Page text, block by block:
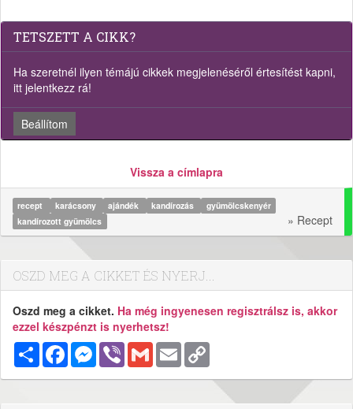
TETSZETT A CIKK?
Ha szeretnél ilyen témájú cikkek megjelenéséről értesítést kapni,
itt jelentkezz rá!
Beállítom
Vissza a címlapra
recept karácsony ajándék kandírozás
gyümölcskenyér
kandírozott gyümölcs
» Recept
OSZD MEG A CIKKET ÉS NYERJ...
Oszd meg a cikket. Ha még ingyenesen regisztrálsz is, akkor
ezzel készpénzt is nyerhetsz!
MegosztásFacebookMessenger
Viber Gmail Email